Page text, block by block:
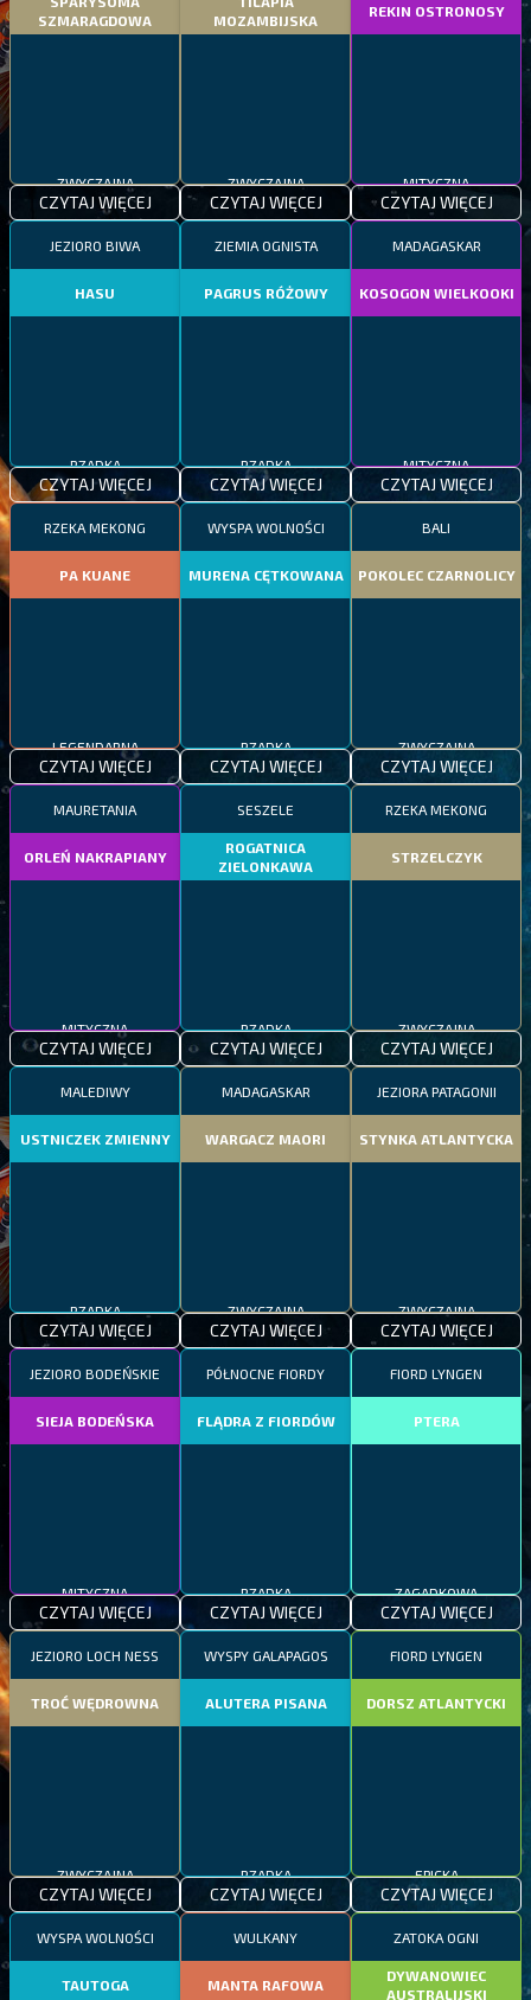
SZMARAGDOWA
ZWYCZAJNA
CZYTAJ WIĘCEJ
MOZAMBIJSKA
ZWYCZAJNA
CZYTAJ WIĘCEJ
REKIN OSTRONOSY
MITYCZNA
CZYTAJ WIĘCEJ
JEZIORO BIWA
HASU
RZADKA
CZYTAJ WIĘCEJ
ZIEMIA OGNISTA
PAGRUS RÓŻOWY
RZADKA
CZYTAJ WIĘCEJ
MADAGASKAR
KOSOGON WIELKOOKI
MITYCZNA
CZYTAJ WIĘCEJ
RZEKA MEKONG
PA KUANE
LEGENDARNA
CZYTAJ WIĘCEJ
WYSPA WOLNOŚCI
MURENA CĘTKOWANA
RZADKA
CZYTAJ WIĘCEJ
BALI
POKOLEC CZARNOLICY
ZWYCZAJNA
CZYTAJ WIĘCEJ
MAURETANIA
ORLEŃ NAKRAPIANY
MITYCZNA
CZYTAJ WIĘCEJ
SESZELE
ROGATNICA
ZIELONKAWA
RZADKA
CZYTAJ WIĘCEJ
RZEKA MEKONG
STRZELCZYK
ZWYCZAJNA
CZYTAJ WIĘCEJ
MALEDIWY
USTNICZEK ZMIENNY
RZADKA
CZYTAJ WIĘCEJ
MADAGASKAR
WARGACZ MAORI
ZWYCZAJNA
CZYTAJ WIĘCEJ
JEZIORA PATAGONII
STYNKA ATLANTYCKA
ZWYCZAJNA
CZYTAJ WIĘCEJ
JEZIORO BODEŃSKIE
SIEJA BODEŃSKA
MITYCZNA
CZYTAJ WIĘCEJ
PÓŁNOCNE FIORDY
FLĄDRA Z FIORDÓW
RZADKA
CZYTAJ WIĘCEJ
FIORD LYNGEN
PTERA
ZAGADKOWA
CZYTAJ WIĘCEJ
JEZIORO LOCH NESS
TROĆ WĘDROWNA
ZWYCZAJNA
CZYTAJ WIĘCEJ
WYSPY GALAPAGOS
ALUTERA PISANA
RZADKA
CZYTAJ WIĘCEJ
FIORD LYNGEN
DORSZ ATLANTYCKI
EPICKA
CZYTAJ WIĘCEJ
WYSPA WOLNOŚCI
TAUTOGA
WULKANY
MANTA RAFOWA
ZATOKA OGNI
DYWANOWIEC
AUSTRALIJSKI